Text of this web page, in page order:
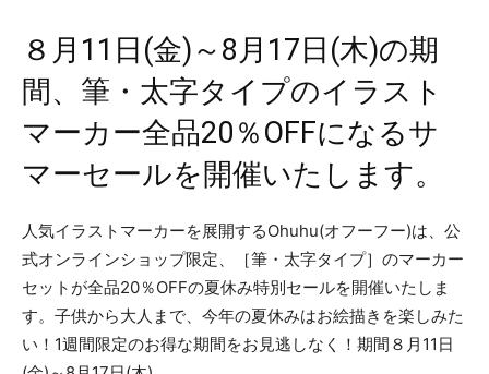
８月11日(金)～8月17日(木)の期
間、筆・太字タイプのイラスト
マーカー全品20％OFFになるサ
マーセールを開催いたします。
人気イラストマーカーを展開するOhuhu(オフーフー)は、公
式オンラインショップ限定、［筆・太字タイプ］のマーカー
セットが全品20％OFFの夏休み特別セールを開催いたしま
す。子供から大人まで、今年の夏休みはお絵描きを楽しみた
い！1週間限定のお得な期間をお見逃しなく！期間８月11日